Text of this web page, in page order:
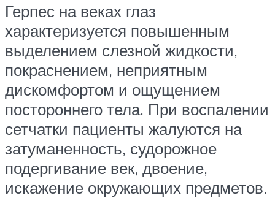
Герпес на веках глаз
характеризуется повышенным
выделением слезной жидкости,
покраснением, неприятным
дискомфортом и ощущением
постороннего тела. При воспалении
сетчатки пациенты жалуются на
затуманенность, судорожное
подергивание век, двоение,
искажение окружающих предметов.